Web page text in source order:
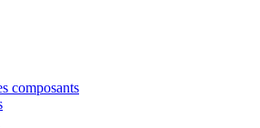
composants